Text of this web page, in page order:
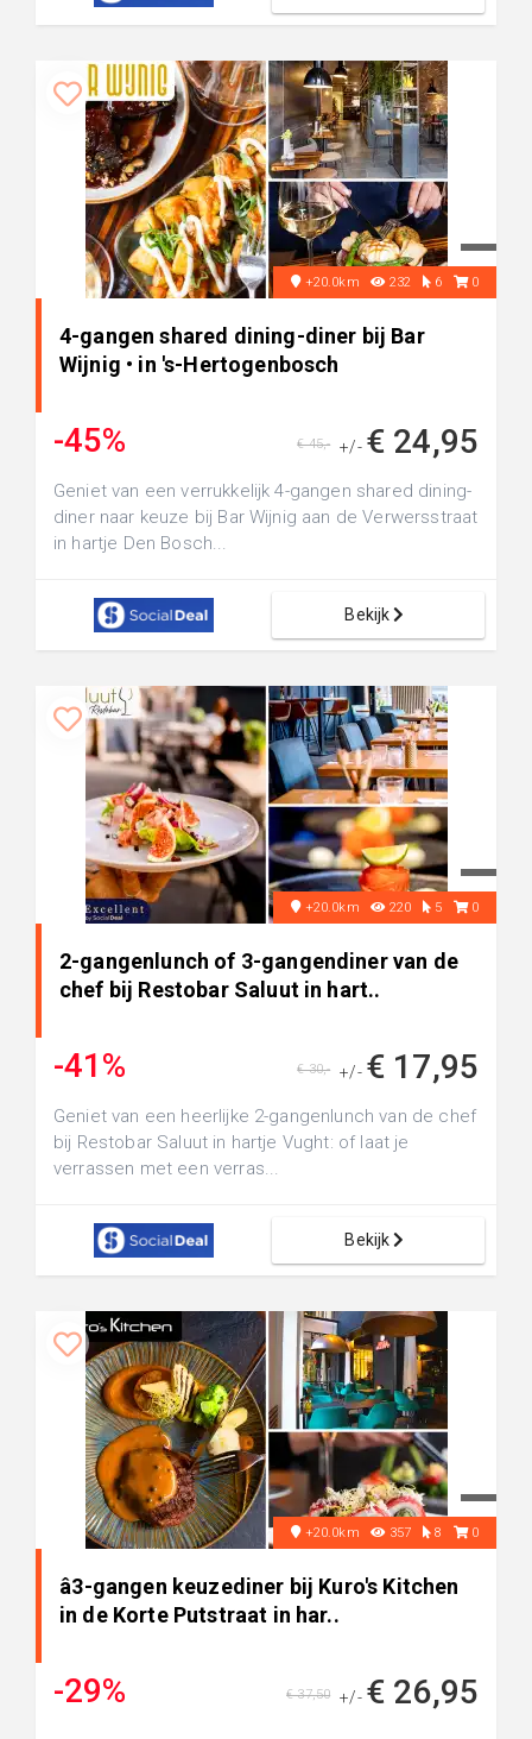
+20.0km 232 6 0
4-gangen shared dining-diner bij Bar
Wijnig • in 's-Hertogenbosch
-45% +/- € 24,95
€ 45,-
Geniet van een verrukkelijk 4-gangen shared dining-
diner naar keuze bij Bar Wijnig aan de Verwersstraat
in hartje Den Bosch...
Bekijk
+20.0km 220 5 0
2-gangenlunch of 3-gangendiner van de
chef bij Restobar Saluut in hart..
-41% +/- € 17,95
€ 30,-
Geniet van een heerlijke 2-gangenlunch van de chef
bij Restobar Saluut in hartje Vught: of laat je
verrassen met een verras...
Bekijk
+20.0km 357 8 0
â3-gangen keuzediner bij Kuro's Kitchen
in de Korte Putstraat in har..
-29% +/- € 26,95
€ 37,50